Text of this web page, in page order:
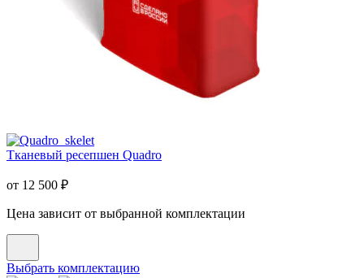
Тканевый ресепшен Quadro
от 12 500 ₽
Цена зависит от выбранной комплектации
Выбрать комплектацию